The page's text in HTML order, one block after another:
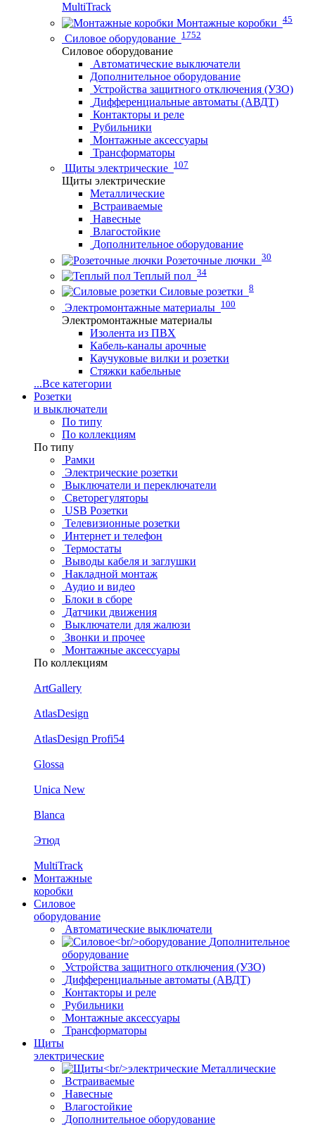
MultiTrack
Монтажные коробки 45
Силовое оборудование 1752
Силовое оборудование
Автоматические выключатели
Дополнительное оборудование
Устройства защитного отключения (УЗО)
Дифференциальные автоматы (АВДТ)
Контакторы и реле
Рубильники
Монтажные аксессуары
Трансформаторы
Щиты электрические 107
Щиты электрические
Металлические
Встраиваемые
Навесные
Влагостойкие
Дополнительное оборудование
Розеточные лючки 30
Теплый пол 34
Силовые розетки 8
Электромонтажные материалы 100
Электромонтажные материалы
Изолента из ПВХ
Кабель-каналы арочные
Каучуковые вилки и розетки
Стяжки кабельные
...Все категории
Розетки
и выключатели
По типу
По коллекциям
По типу
Рамки
Электрические розетки
Выключатели и переключатели
Светорегуляторы
USB Розетки
Телевизионные розетки
Интернет и телефон
Термостаты
Выводы кабеля и заглушки
Накладной монтаж
Аудио и видео
Блоки в сборе
Датчики движения
Выключатели для жалюзи
Звонки и прочее
Монтажные аксессуары
По коллекциям
ArtGallery
AtlasDesign
AtlasDesign Profi54
Glossa
Unica New
Blanca
Этюд
MultiTrack
Монтажные
коробки
Силовое
оборудование
Автоматические выключатели
Дополнительное
оборудование
Устройства защитного отключения (УЗО)
Дифференциальные автоматы (АВДТ)
Контакторы и реле
Рубильники
Монтажные аксессуары
Трансформаторы
Щиты
электрические
Металлические
Встраиваемые
Навесные
Влагостойкие
Дополнительное оборудование